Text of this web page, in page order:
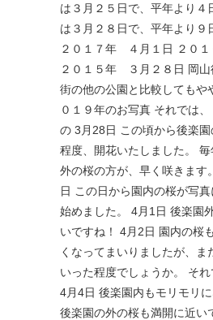
は３月２５日で、平年より４
は３月２８日で、平年より９
２０１７年 ４月１日 ２０
２０１５年 ３月２８日 岡山
街の他の公園と比較してもや
０１９年のお写真 それでは
の 3月28日 この頃から後楽
程度、開花いたしました。
外の桜の方が、早く咲きます
日 この日から園内の桜が写
始めました。 4月1日 後楽園
いですね！ 4月2日 園内の桜
くなってまいりましたが、ま
いった程度でしょうか。 それ
4月4日 後楽園内もモリモリに
後楽園の外の桜も満開に近い